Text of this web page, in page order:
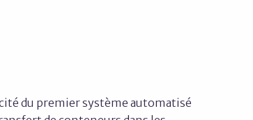
du premier système automatisé